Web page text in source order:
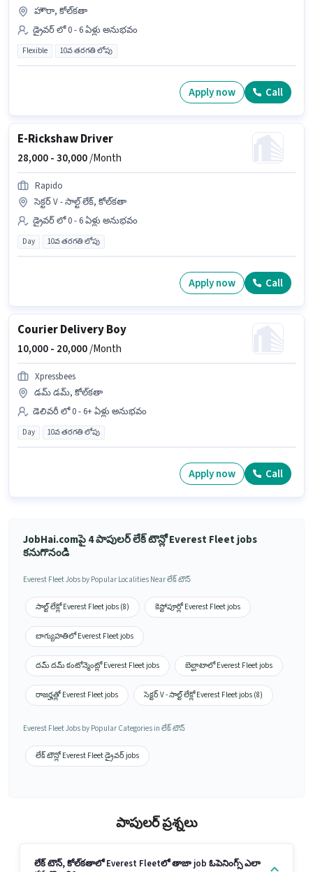
హౌరా, కోల్‌కతా
డ్రైవర్ లో 0 - 6 ఏళ్లు అనుభవం
Flexible 10వ తరగతి లోపు
Apply now Call
E-Rickshaw Driver
28,000 -30,000/Month
Rapido
సెక్టర్ V - సాల్ట్ లేక్, కోల్‌కతా
డ్రైవర్ లో 0 - 6 ఏళ్లు అనుభవం
Day 10వ తరగతి లోపు
Apply now Call
Courier Delivery Boy
10,000 - 20,000/Month
Xpressbees
డమ్ డమ్, కోల్‌కతా
డెలివరీ లో 0 - 6+ ఏళ్లు అనుభవం
Day 10వ తరగతి లోపు
Apply now Call
JobHai.comపై 4 పాపులర్ లేక్ టౌన్లో Everest Fleet jobs
కనుగొనండి
Everest Fleet Jobs by Popular Localities Near లేక్ టౌన్
సాల్ట్ లేక్లో Everest Fleet jobs (8) కెస్టోపూర్లో Everest Fleet jobs
బాగ్యుహతిలో Everest Fleet jobs
దమ్ దమ్ కంటోన్మెంట్లో Everest Fleet jobs బెల్ఘాటాలో Everest Fleet jobs
రాజర్హత్లో Everest Fleet jobs సెక్టర్ V - సాల్ట్ లేక్లో Everest Fleet jobs (8)
Everest Fleet Jobs by Popular Categories in లేక్ టౌన్
లేక్ టౌన్లో Everest Fleet డ్రైవర్ jobs
పాపులర్ ప్రశ్నలు
లేక్ టౌన్, కోల్‌కతాలో Everest Fleetలో తాజా job ఓపెనింగ్స్ ఎలా